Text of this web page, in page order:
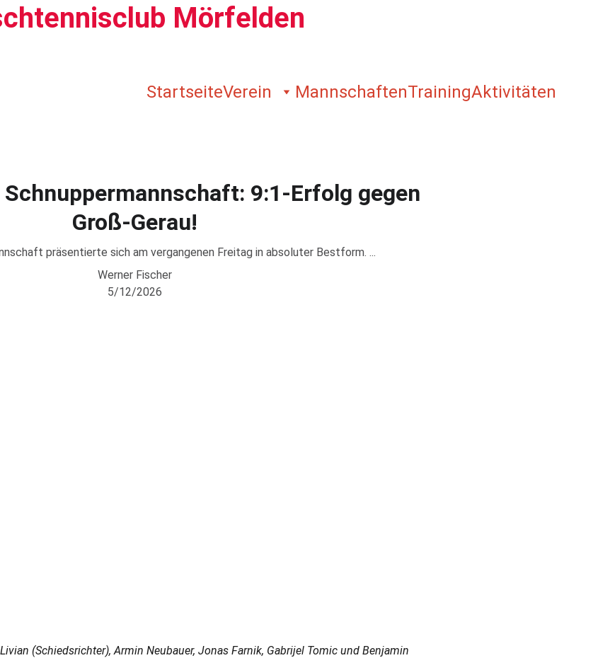
Mörfelden
StartseiteVerein MannschaftenTrainingAktivitäten
9:1-Erfolg gegen
Groß-Gerau!
präsentierte sich am vergangenen Freitag in absoluter Bestform. ...
Werner Fischer
5/12/2026
(Schiedsrichter), Armin Neubauer, Jonas Farnik, Gabrijel Tomic und Benjamin